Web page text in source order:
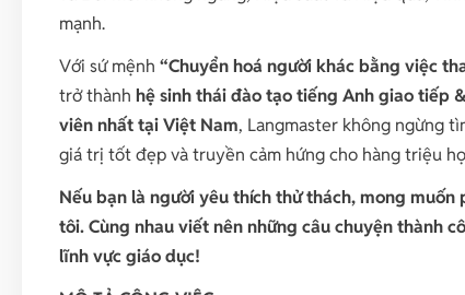
mạnh.
Với sứ mệnh “Chuyển hoá người khác bằng việc
trở thành hệ sinh thái đào tạo tiếng Anh giao tiếp
viên nhất tại Việt Nam, Langmaster không ngừng
giá trị tốt đẹp và truyền cảm hứng cho hàng triệu
Nếu bạn là người yêu thích thử thách, mong
tôi. Cùng nhau viết nên những câu chuyện thành
lĩnh vực giáo dục!